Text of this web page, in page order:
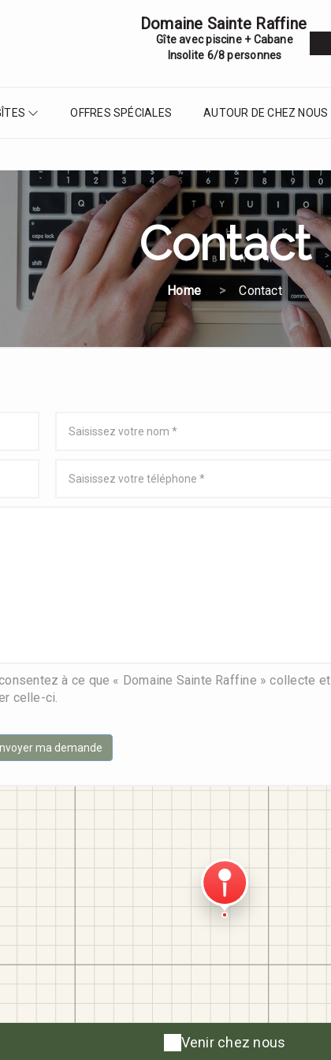
Domaine Sainte Raffine
Gîte avec piscine + Cabane
Insolite 6/8 personnes
OFFRES SPÉCIALES AUTOUR DE CHEZ NOUS
Contact
Home Contact
à ce que « Domaine Sainte Raffine » collecte et
celle-ci.
Venir chez nous